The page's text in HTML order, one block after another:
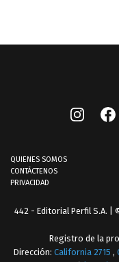
QUIENES SOMOS
CONTÁCTENOS
PRIVACIDAD
442 - Editorial Perfil S.A. |
Registro de la
Dirección: California 2715 ,